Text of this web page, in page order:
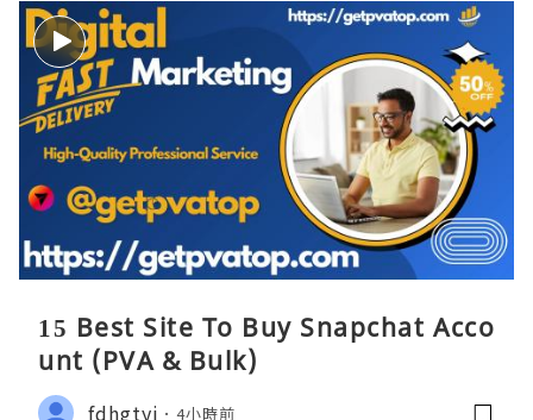
15 Best Site To Buy Snapchat Acco
unt (PVA & Bulk)
fdhgtyi 4小時前